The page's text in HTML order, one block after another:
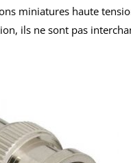
miniatures haute
ils ne sont pas